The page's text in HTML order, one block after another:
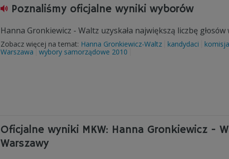
Poznaliśmy oficjalne wyniki wyborów
Hanna Gronkiewicz - Waltz uzyskała największą liczbę
Zobacz więcej na temat: Hanna Gronkiewicz-Waltz kandydaci
Warszawa
wybory samorządowe 2010
Oficjalne wyniki MKW: Hanna Gronkiewicz -
Warszawy